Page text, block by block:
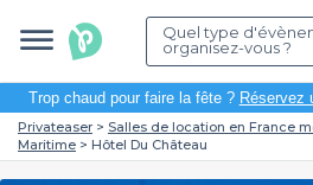
Quel type
organisez-vous ?
Trop chaud pour faire la fête ? Réservez
Privateaser Salles de location en France
Maritime
Hôtel Du Château